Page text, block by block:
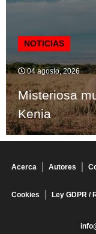
NOTICIAS
04 agosto, 2026
Misteriosa
Kenia
Acerca Autores
Cookies Ley GDPR /